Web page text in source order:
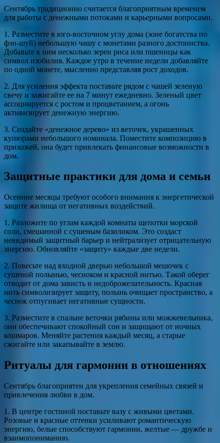
Сентябрь традиционно считается благоприятным временем
для работы с денежными потоками и карьерными вопросами.
1. Разместите в юго-восточном углу дома (зоне богатства по
фэн-шуй) небольшую чашу с монетами разного достоинства.
Добавьте к ним несколько зерен риса или пшеницы как
символ изобилия. Каждое утро в течение недели добавляйте
по одной монете, мысленно представляя рост доходов.
2. Для усиления эффекта поставьте рядом с чашей зеленую
свечу и зажигайте ее на 7 минут ежедневно. Зеленый цвет
ассоциируется с ростом и процветанием, а огонь
активизирует денежную энергию.
3. Создайте «денежное дерево» из веточек, украшенных
купюрами небольшого номинала. Поместите композицию в
прихожей, она будет привлекать финансовые возможности в
дом.
Защитные практики для дома и семьи
Осенние месяцы требуют особого внимания к энергетической
защите жилища от негативных воздействий.
1. Разложите по углам каждой комнаты щепотки морской
соли, смешанной с сушеным базиликом. Это создаст
невидимый защитный барьер и нейтрализует отрицательную
энергию. Обновляйте «защиту» каждые две недели.
2. Повесьте над входной дверью небольшой мешочек с
сушеной полынью, чесноком и красной нитью. Такой оберег
отводит от дома зависть и недоброжелательность. Красная
нить символизирует защиту, полынь очищает пространство, а
чеснок отпугивает негативные сущности.
3. Разместите в спальне веточки рябины или можжевельника,
они обеспечивают спокойный сон и защищают от ночных
кошмаров. Меняйте растения каждый месяц, а старые
сжигайте или закапывайте в землю.
Ритуалы для гармонии в отношениях
Сентябрь благоприятен для укрепления семейных связей и
привлечения любви в дом.
1. В центре гостиной поставьте вазу с живыми цветами.
Розовые и красные оттенки усиливают романтическую
энергию, белые способствуют гармонии, желтые — дружбе и
взаимопониманию.